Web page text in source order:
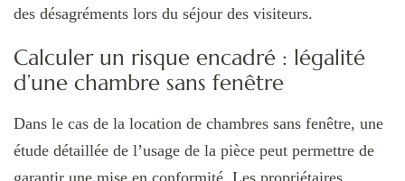
des désagréments lors du séjour des visiteurs.
Calculer un risque encadré : légalité
d’une chambre sans fenêtre
Dans le cas de la location de chambres sans fenêtre, une
étude détaillée de l’usage de la pièce peut permettre de
garantir une mise en conformité. Les propriétaires